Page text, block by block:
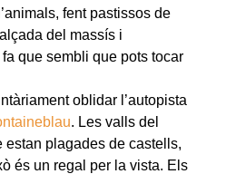
fent pastissos de
del massís i
fa que sembli que pots tocar
oblidar l’autopista
. Les valls del
estan plagades de castells,
és un regal per la vista. Els